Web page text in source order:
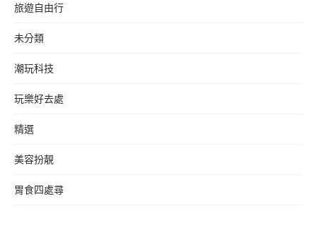
旅遊自由行
未分類
潮玩科技
玩樂好去處
精選
美容扮靚
胃食四處尋